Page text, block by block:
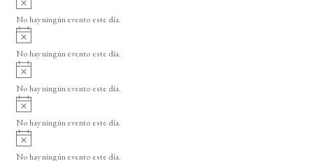
o
v
i
o
No hay ningún evento este día.
A
v
i
o
No hay ningún evento este día.
A
v
i
o
No hay ningún evento este día.
A
v
i
o
No hay ningún evento este día.
A
v
No hay ningún evento este día.